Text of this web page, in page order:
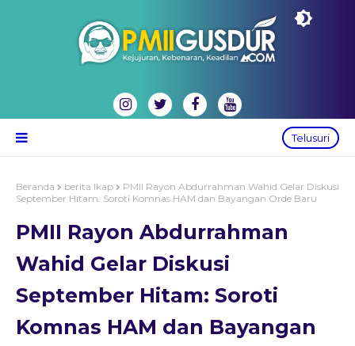
Telusuri
Beranda berita lkap
PMII Rayon Abdurrahman Wahid Gelar Diskusi
September Hitam: Soroti Komnas HAM dan Bayangan Orde Baru
PMII Rayon Abdurrahman
Wahid Gelar Diskusi
September Hitam: Soroti
Komnas HAM dan Bayangan